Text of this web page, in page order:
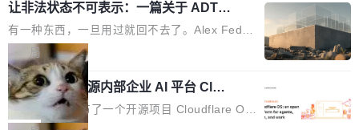
让非法状态不可表示：一篇关于 ADT
的帖子在 Reddit 火了
有一种东西，一旦用过就回不去了。Alex Fedos
eev 管它叫"软件设计的基石"。 他说的东西不新
鲜——代数数据类型（ADT），尤其是和类型
（sum type）。但他说清楚了一件事：这不是类
型系统的学术体操，是日常编码的思维方式。 文
章从一个简单的例子切入。一个网站的深色主题
局
Cloudflare 开源内部企业 AI 平台 Clou
dflare OS
Cloudflare 发布了一个开源项目 Cloudflare O